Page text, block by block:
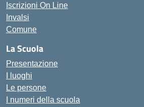
Iscrizioni On Line
Invalsi
Comune
La Scuola
Presentazione
I luoghi
Le persone
I numeri della scuola